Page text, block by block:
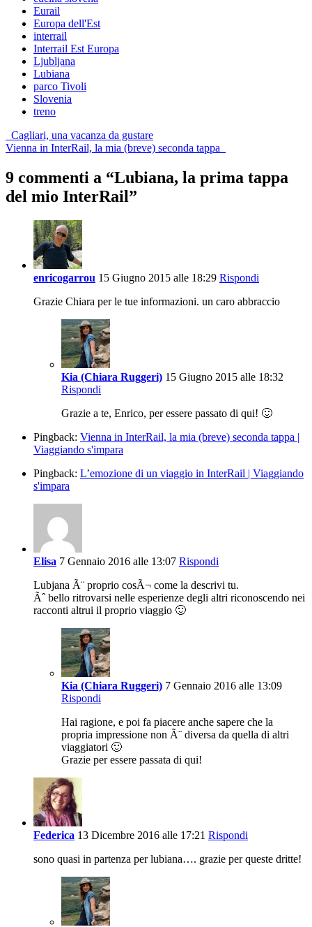
Eurail
Europa dell'Est
interrail
Interrail Est Europa
Ljubljana
Lubiana
parco Tivoli
Slovenia
treno
Post
navigation
Cagliari, una vacanza da gustare
Vienna in InterRail, la mia (breve) seconda tappa
9 commenti a “Lubiana, la prima tappa
del mio InterRail”
enricogarrou 15 Giugno 2015 alle 18:29 Rispondi
Grazie Chiara per le tue informazioni. un caro abbraccio
Kia (Chiara Ruggeri) 15 Giugno 2015 alle 18:32
Rispondi
Grazie a te, Enrico, per essere passato di qui! 🙂
Pingback: Vienna in InterRail, la mia (breve) seconda tappa |
Viaggiando s'impara
Pingback: L’emozione di un viaggio in InterRail | Viaggiando
s'impara
Elisa 7 Gennaio 2016 alle 13:07 Rispondi
Lubjana Ã¨ proprio cosÃ¬ come la descrivi tu.
Ãˆ bello ritrovarsi nelle esperienze degli altri riconoscendo nei
racconti altrui il proprio viaggio 🙂
Kia (Chiara Ruggeri) 7 Gennaio 2016 alle 13:09
Rispondi
Hai ragione, e poi fa piacere anche sapere che la
propria impressione non Ã¨ diversa da quella di altri
viaggiatori 🙂
Grazie per essere passata di qui!
Federica 13 Dicembre 2016 alle 17:21 Rispondi
sono quasi in partenza per lubiana…. grazie per queste dritte!